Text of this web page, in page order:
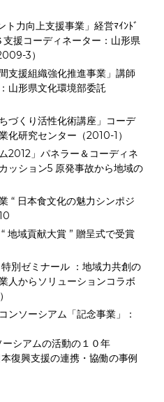
力向上支援事業」経営ﾏｲﾝﾄﾞ
援コーディネーター：山形県
3）
支援組織強化推進事業」講師
山形県文化環境部委託
づくり活性化術講座」コーデ
化研究センター（2010-1）
2012」パネラー＆コーディネ
ッション5 原発事故から地域の
“ 日本食文化の魅力シンポジ
地域貢献大賞 ” 贈呈式で受賞
別ゼミナール ：地域力共創の
人からソリューションコラボ
ンソーシアム「記念事業」：
ーシアムの活動の１０年
興支援の連携・協働の事例